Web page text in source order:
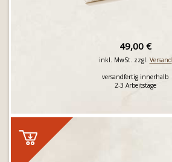
49,00 €
inkl. MwSt. zzgl. Versand
versandfertig innerhalb
2-3 Arbeitstage